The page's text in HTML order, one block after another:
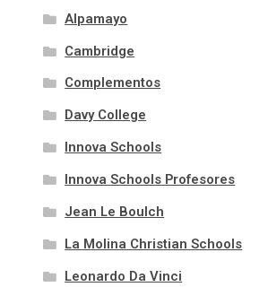
Alpamayo
Cambridge
Complementos
Davy College
Innova Schools
Innova Schools Profesores
Jean Le Boulch
La Molina Christian Schools
Leonardo Da Vinci